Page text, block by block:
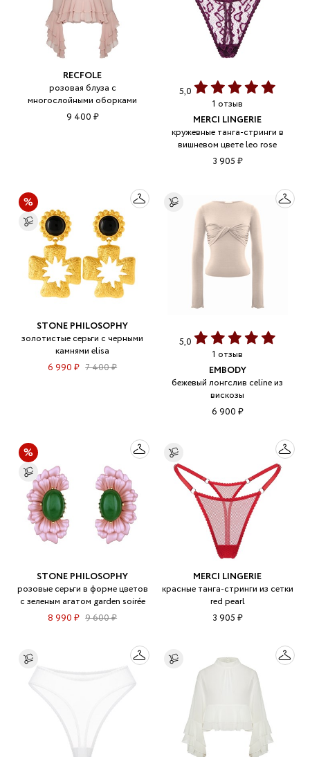
RECFOLE
розовая блуза с
многослойными оборками
9 400 ₽
5,0
1 отзыв
MERCI LINGERIE
кружевные танга-стринги в
вишневом цвете leo rose
3 905 ₽
STONE PHILOSOPHY
золотистые серьги с черными
камнями elisa
6 990 ₽ 7 400 ₽
5,0
1 отзыв
EMBODY
бежевый лонгслив celine из
вискозы
6 900 ₽
STONE PHILOSOPHY
розовые серьги в форме цветов
с зеленым агатом garden soirée
8 990 ₽ 9 600 ₽
MERCI LINGERIE
красные танга-стринги из сетки
red pearl
3 905 ₽